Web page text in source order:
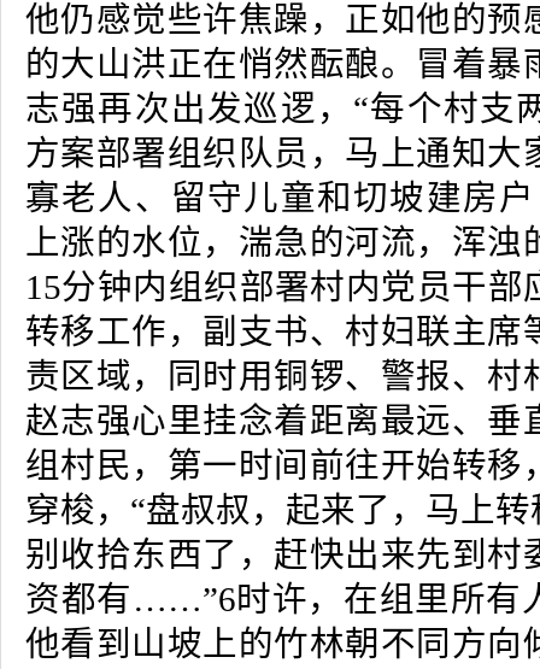
他仍感觉些许焦躁，正如他的预
的大山洪正在悄然酝酿。冒着暴
志强再次出发巡逻，“每个村支
方案部署组织队员，马上通知大
寡老人、留守儿童和切坡建房
上涨的水位，湍急的河流，浑浊
15分钟内组织部署村内党员干部
转移工作，副支书、村妇联主席
责区域，同时用铜锣、警报、村
赵志强心里挂念着距离最远、垂
组村民，第一时间前往开始转移
穿梭，“盘叔叔，起来了，马上
别收拾东西了，赶快出来先到村
资都有……”6时许，在组里所有
他看到山坡上的竹林朝不同方向